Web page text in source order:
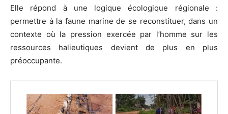
Elle répond à une logique écologique régionale :
permettre à la faune marine de se reconstituer, dans un
contexte où la pression exercée par l’homme sur les
ressources halieutiques devient de plus en plus
préoccupante.